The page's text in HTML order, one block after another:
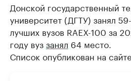
Донской государственный
университет (ДГТУ) занял
лучших вузов RAEX-100 за
году вуззанял 64 место.
Список опубликован на